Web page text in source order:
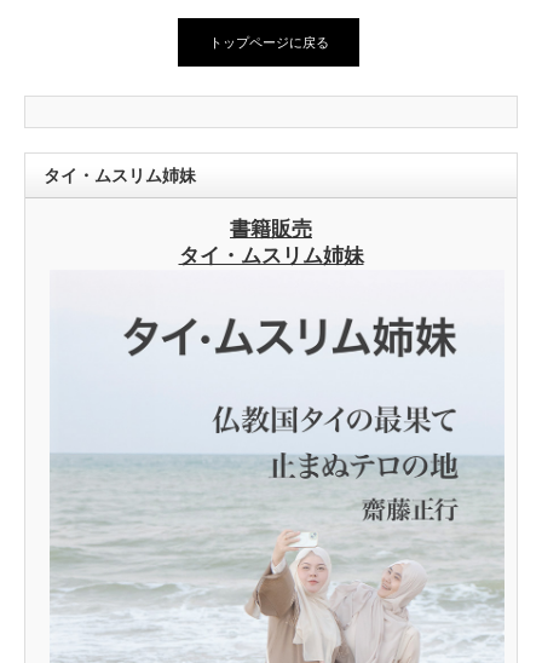
トップページに戻る
タイ・ムスリム姉妹
書籍販売
タイ・ムスリム姉妹